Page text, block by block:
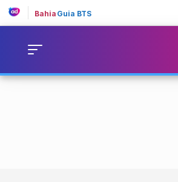
Bahia Guia BTS